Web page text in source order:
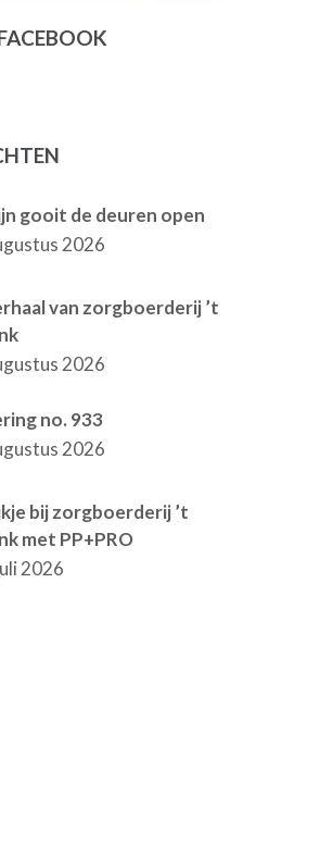
gooit de deuren open
2026
van zorgboerderij ’t
2026
no. 933
2026
bij zorgboerderij ’t
met PP+PRO
2026